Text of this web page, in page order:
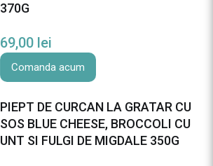
370G
69,00 lei
Comanda acum
PIEPT DE CURCAN LA GRATAR CU
SOS BLUE CHEESE, BROCCOLI CU
UNT SI FULGI DE MIGDALE 350G